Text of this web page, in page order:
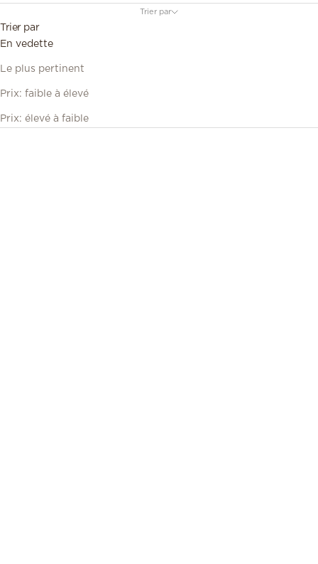
Trier par
Trier par
En vedette
Le plus pertinent
Prix: faible à élevé
Prix: élevé à faible